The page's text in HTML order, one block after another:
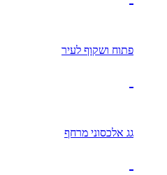
פתוח ושקוף לעיר
גג אלכסוני מרחף